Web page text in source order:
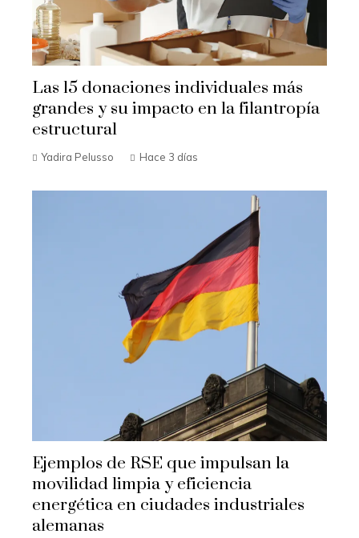
Las 15 donaciones individuales más
grandes y su impacto en la filantropía
estructural
Yadira Pelusso Hace 3 días
Ejemplos de RSE que impulsan la
movilidad limpia y eficiencia
energética en ciudades industriales
alemanas